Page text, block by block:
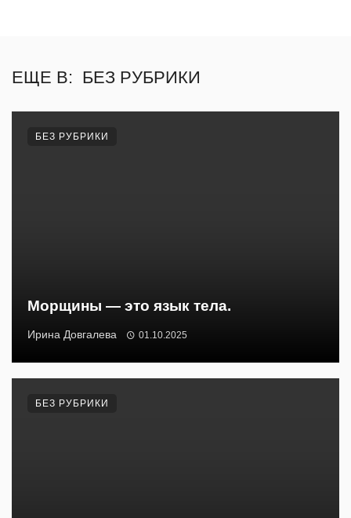
ЕЩЕ В: БЕЗ РУБРИКИ
Морщины — это язык тела.
Ирина Довгалева 01.10.2025
БЕЗ РУБРИКИ
БЕЗ РУБРИКИ